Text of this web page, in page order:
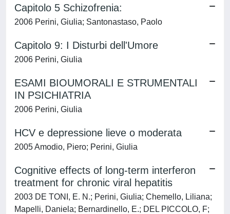
Capitolo 5 Schizofrenia:
2006 Perini, Giulia; Santonastaso, Paolo
Capitolo 9: I Disturbi dell'Umore
2006 Perini, Giulia
ESAMI BIOUMORALI E STRUMENTALI
IN PSICHIATRIA
2006 Perini, Giulia
HCV e depressione lieve o moderata
2005 Amodio, Piero; Perini, Giulia
Cognitive effects of long-term interferon
treatment for chronic viral hepatitis
2003 DE TONI, E. N.; Perini, Giulia; Chemello, Liliana;
Mapelli, Daniela; Bernardinello, E.; DEL PICCOLO, F;